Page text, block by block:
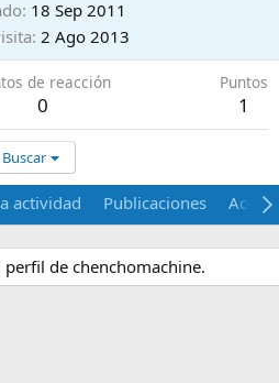
18 Sep 2011
2 Ago 2013
de reacción
0
Puntos
1
Buscar
actividad Publicaciones Acerca
de chenchomachine.